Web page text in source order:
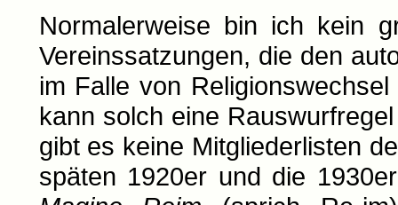
Normalerweise bin ich kein
Vereinssatzungen, die den
im Falle von
kann solch eine
gibt es keine Mitgliederlisten
späten 1920er und die